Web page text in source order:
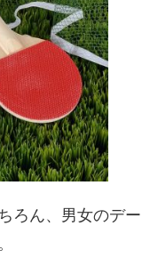
ろん、男女のデー